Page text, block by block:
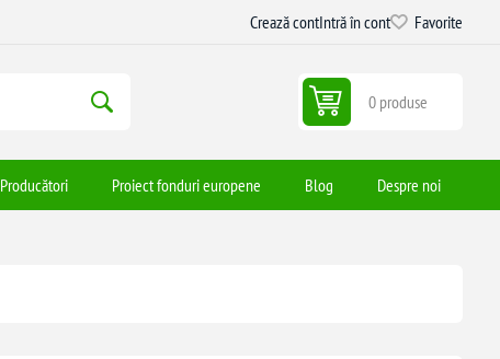
Crează contIntră în cont Favorite
0 produse
Producători Proiect fonduri europene Blog Despre noi